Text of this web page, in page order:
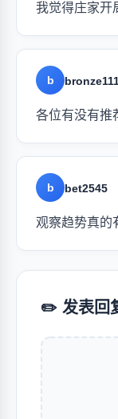
我觉得庄家开
b
各位有没有推
b bet2545
观察趋势真的
✏️ 发表回